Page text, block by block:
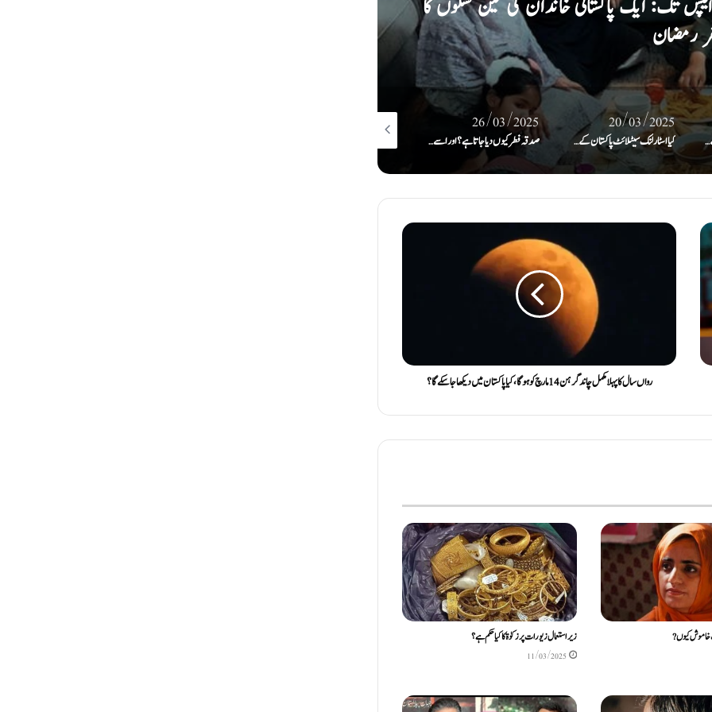
کے لئے مہنگی ثابت ہوگی
لئے بہتر ہے?
26/03/2025
26/03/2025
کیا عید کے روز ‘عید مبارک’ کہنا اور گلے لگانا ٹھیک ہے؟
24/03/2025
رواں سال کا پہلا مکمل چاند گرہن 14 مارچ کو ہوگا، کیا پاکستان میں دیکھا جاسکے گا؟
خاموش کیوں? زیر استعمال زیورات پر زکوٰۃ کا کیا حکم ہے؟
11/03/2025